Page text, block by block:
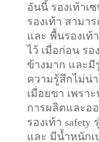
อันนี้ รองเท้าเ
รองเท้า สามา
และ พื้นรองเท้
ไว้ เมื่อก่อน ร
ข้างมาก และ
ความรู้สึกไม่น่
เมื่อยขา เพรา
การผลิตและอ
รองเท้า
และ มีน้ำหนักเ